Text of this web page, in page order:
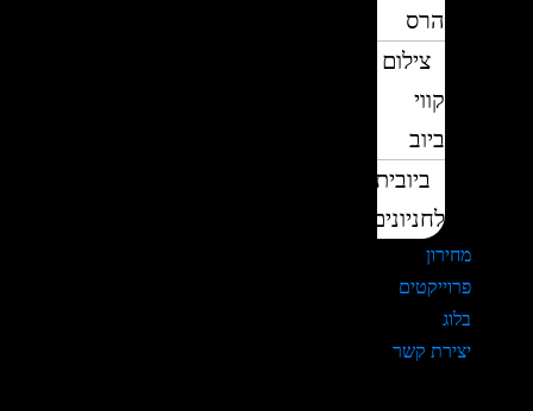
הרס
צילום
קווי
ביוב
ביובית
לחניונים
מחירון
פרוייקטים
בלוג
יצירת קשר